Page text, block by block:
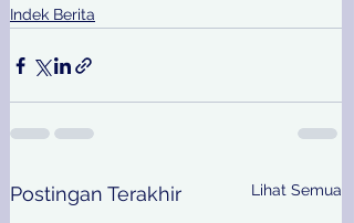
Indek Berita
Postingan Terakhir Lihat Semua